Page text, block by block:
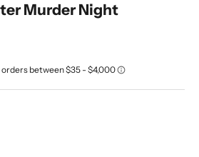
Murder Night